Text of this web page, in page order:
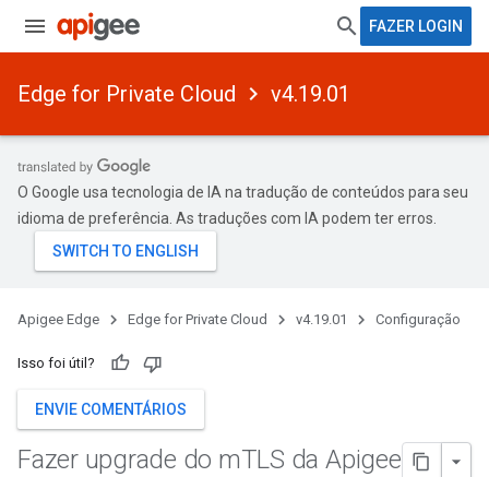
FAZER LOGIN
Edge for Private Cloud v4.19.01
O Google usa tecnologia de IA na tradução de conteúdos para seu
idioma de preferência. As traduções com IA podem ter erros.
Apigee Edge Edge for Private Cloud v4.19.01 Configuração
Isso foi útil?
ENVIE COMENTÁRIOS
Fazer upgrade do mTLS da Apigee